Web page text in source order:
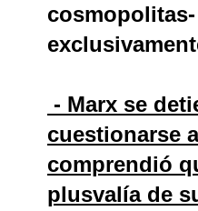
- Marx se
cuestionarse
comprendió
plusvalía de